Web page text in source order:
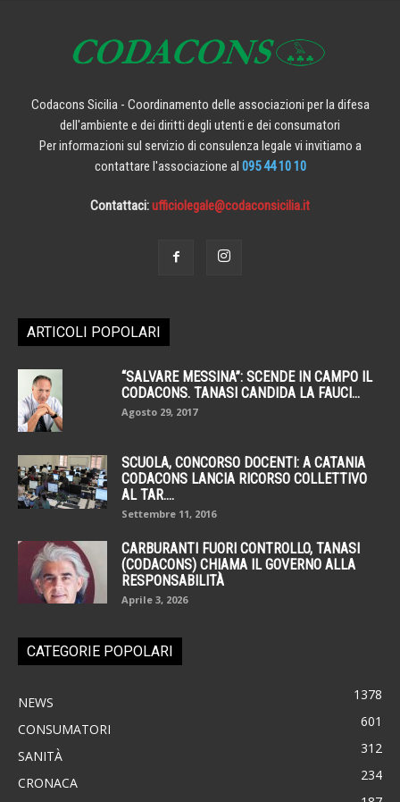
Codacons Sicilia - Coordinamento delle associazioni per la difesa
dell'ambiente e dei diritti degli utenti e dei consumatori
Per informazioni sul servizio di consulenza legale vi invitiamo a
contattare l'associazione al 095 44 10 10
Contattaci:ufficiolegale@codaconsicilia.it
ARTICOLI POPOLARI
“SALVARE MESSINA”: SCENDE IN CAMPO IL
CODACONS. TANASI CANDIDA LA FAUCI...
Agosto 29, 2017
SCUOLA, CONCORSO DOCENTI: A CATANIA
CODACONS LANCIA RICORSO COLLETTIVO
AL TAR....
Settembre 11, 2016
CARBURANTI FUORI CONTROLLO, TANASI
(CODACONS) CHIAMA IL GOVERNO ALLA
RESPONSABILITÀ
Aprile 3, 2026
CATEGORIE POPOLARI
NEWS 1378
CONSUMATORI 601
SANITÀ 312
CRONACA 234